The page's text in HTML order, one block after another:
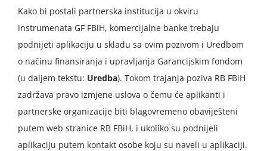
Kako bi postali partnerska institucija u okviru
instrumenata GF FBiH, komercijalne banke trebaju
podnijeti aplikaciju u skladu sa ovim pozivom i Uredbom
o načinu finansiranja i upravljanja Garancijskim fondom
(u daljem tekstu: Uredba). Tokom trajanja poziva RB FBiH
zadržava pravo izmjene uslova o čemu će aplikanti i
partnerske organizacije biti blagovremeno obaviješteni
putem web stranice RB FBiH, i ukoliko su podnijeli
aplikaciju putem kontakt osobe koju su naveli u aplikaciji.